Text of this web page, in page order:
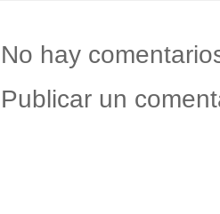
No hay
Publicar un